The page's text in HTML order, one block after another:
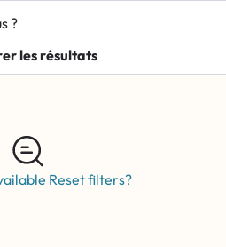
?
les résultats
Reset filters?